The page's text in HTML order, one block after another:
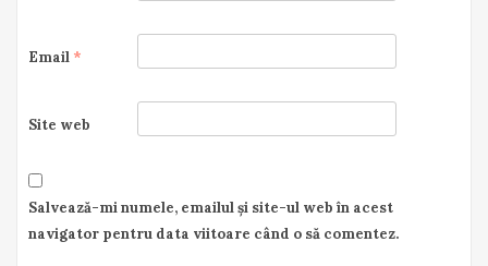
Email *
Site web
Salvează-mi numele, emailul și site-ul web în acest
navigator pentru data viitoare când o să comentez.